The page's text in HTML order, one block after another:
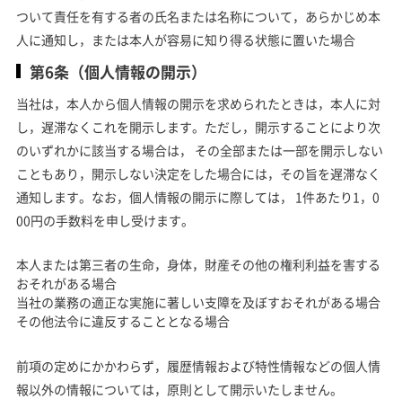
ついて責任を有する者の氏名または名称について，あらかじめ本
人に通知し，または本人が容易に知り得る状態に置いた場合
第6条（個人情報の開示）
当社は，本人から個人情報の開示を求められたときは，本人に対
し，遅滞なくこれを開示します。ただし，開示することにより次
のいずれかに該当する場合は， その全部または一部を開示しない
こともあり，開示しない決定をした場合には，その旨を遅滞なく
通知します。なお，個人情報の開示に際しては， 1件あたり1，0
00円の手数料を申し受けます。
本人または第三者の生命，身体，財産その他の権利利益を害する
おそれがある場合
当社の業務の適正な実施に著しい支障を及ぼすおそれがある場合
その他法令に違反することとなる場合
前項の定めにかかわらず，履歴情報および特性情報などの個人情
報以外の情報については，原則として開示いたしません。